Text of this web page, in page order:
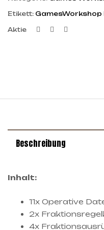
Etikett: GamesWorkshop
Aktie Facebook
Twitter
Beschreibung
Inhalt:
11x Operative
2x
4x